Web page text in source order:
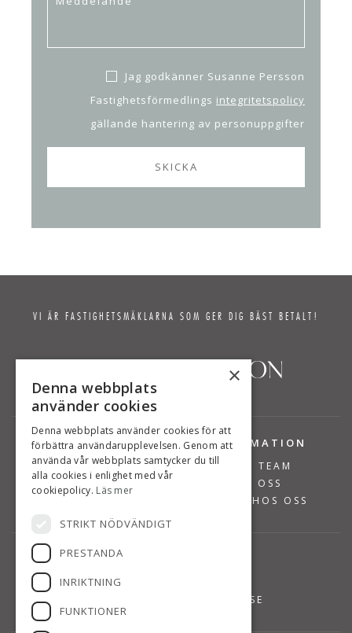
Jag godkänner Susanne Persson
Fastighetsförmedlings integritetspolicy
gällande hantering av personuppgifter
VI ÄR FASTIGHETSMÄKLARNA SOM GER DIG BÄST BETALT!
TJÄNSTER
BOSTÄDER TILL SALU
SÄLJA BOSTAD
VÄRDERA BOSTAD
INFORMATION
VÅRT TEAM
OM OSS
JOBBA HOS OSS
INFO@SUSANNEPERSSON.SE
×
Denna webbplats
använder cookies
Denna webbplats använder cookies för att
förbättra användarupplevelsen. Genom att
använda vår webbplats samtycker du till
alla cookies i enlighet med vår
cookiepolicy. Läs mer
STRIKT NÖDVÄNDIGT
PRESTANDA
INRIKTNING
FUNKTIONER